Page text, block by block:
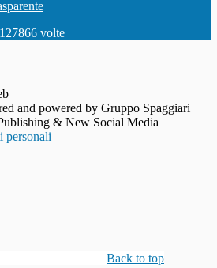
127866 volte
and powered by Gruppo Spaggiari
& New Social Media
personali
Back to top